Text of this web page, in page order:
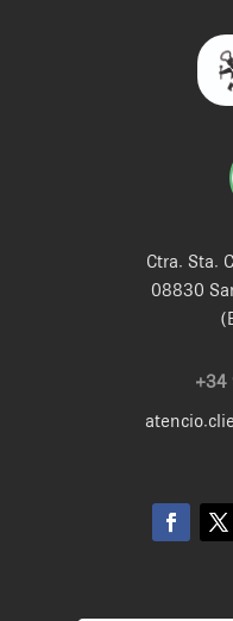
Ctra. Sta.
08830
+34